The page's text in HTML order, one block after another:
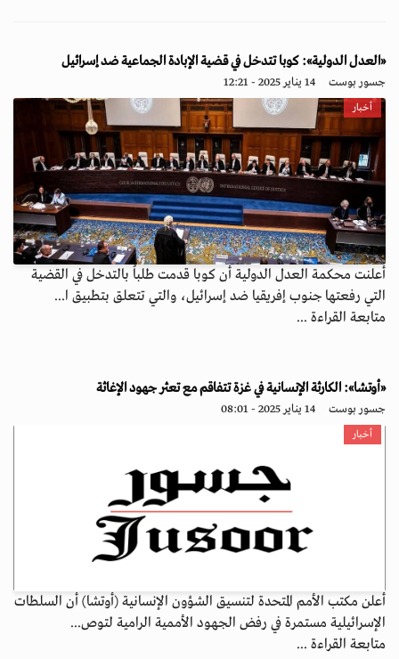
«العدل الدولية»: كوبا تتدخل في قضية الإبادة الجماعية ضد إسرائيل
جسور بوست 14 يناير 2025 - 12:21
أخبار
أعلنت محكمة العدل الدولية أن كوبا قدمت طلباُ بالتدخل في القضية
التي رفعتها جنوب إفريقيا ضد إسرائيل، والتي تتعلق بتطبيق ا...
متابعة القراءة ...
«أوتشا»: الكارثة الإنسانية في غزة تتفاقم مع تعثر جهود الإغاثة
جسور بوست 14 يناير 2025 - 08:01
أخبار
أعلن مكتب الأمم المتحدة لتنسيق الشؤون الإنسانية (أوتشا) أن السلطات
الإسرائيلية مستمرة في رفض الجهود الأممية الرامية لتوص...
متابعة القراءة ...